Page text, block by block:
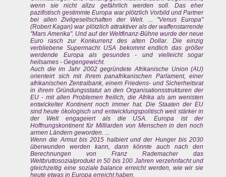
wenn sie nicht allzu gefährlich werden soll. Das eher
pazifistisch gestimmte Europa war plötzlich Vorbild und Partner
bei allen Zivilgesellschaften der Welt. ... "Venus Europa"
(Robert Kagan) war plötzlich attraktiver als der waffenstarrende
"Mars Amerika". Und auf der Weltfinanz-Bühne wurde der neue
Euro rasch zur Konkurrenz des alten Dollar. Die einzig
verbliebene Supermacht USA bekommt endlich das größer
werdende Europa als gesundes - und vielleicht sogar
heilsames - Gegengewicht.
Auch die im Jahr 2002 gegründete Afrikanische Union (AU)
orienteirt sich mit ihrem panafrikanischen Parlament, einer
afrikanischen Zentralbank, einem Friedens- und Sicherheitsrat
in ihrem Gründungsstatut an den Organisationsstrukturen der
EU - mit allen Problemen freilich, die Afrika als am wenisten
entwickelter Kontinent noch immer hat. Die Staaten der EU
sind heute ökologisch und entwicklungspolitisch weit stärker in
der Welt engageiert als die USA. Europa ist der
Hoffnungskontinent für Milliarden von Menschen in den noch
armen Ländern geworden. ...
Wenn die Armut bis 2015 halbiert und der Hunger bis 2030
überwunden werden kann, dann könnte auch nach den
Berechnungen von Franz Rademacher das
Weltbruttosozialprodukt in 50 bis 100 Jahren verzehnfacht und
gleichzeitig eine soziale balance erreicht werden, wie wir sie
heute etwas in Europa erreicht haben.